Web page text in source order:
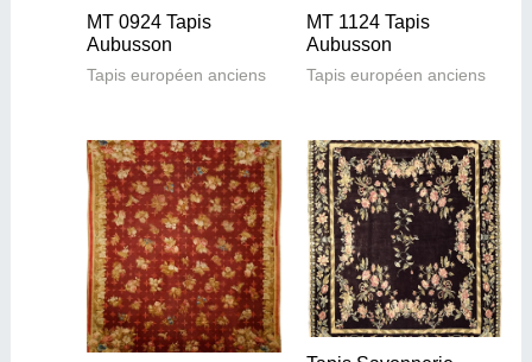
MT 0924 Tapis
Aubusson
Tapis européen anciens
MT 1124 Tapis
Aubusson
Tapis européen anciens